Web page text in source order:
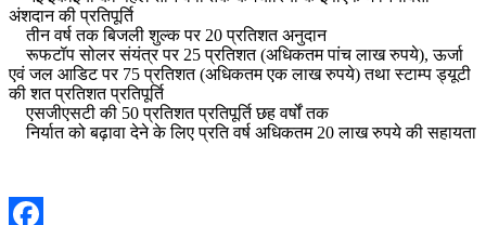
अंशदान की प्रतिपूर्ति
तीन वर्ष तक बिजली शुल्क पर 20 प्रतिशत अनुदान
रूफटॉप सोलर संयंत्र पर 25 प्रतिशत (अधिकतम पांच लाख रुपये), ऊर्जा
एवं जल आडिट पर 75 प्रतिशत (अधिकतम एक लाख रुपये) तथा स्टाम्प ड्यूटी
की शत प्रतिशत प्रतिपूर्ति
एसजीएसटी की 50 प्रतिशत प्रतिपूर्ति छह वर्षों तक
निर्यात को बढ़ावा देने के लिए प्रति वर्ष अधिकतम 20 लाख रुपये की सहायता